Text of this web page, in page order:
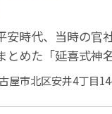
安時代、当時の官
とめた「延喜式神
豊臣・徳川公の崇
屋市北区安井4丁目